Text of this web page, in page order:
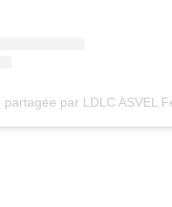
partagée par LDLC ASVEL